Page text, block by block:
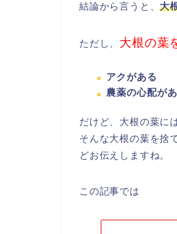
結論から言うと、大
ただし、 大根の葉
アクがある
農薬の心配が
だけど、大根の葉に
そんな大根の葉を捨
どお伝えしますね。
この記事では